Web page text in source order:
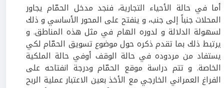
أما في حالة الأحياء التجارية، فنجد مدخل الحمّام يجاور
المحلات جنباً إلى جنب، و ينفتح على المحور الأساسي و ذلك
لسهولة الدلالة و لدوره الهام في مثل هذه المناطق. و
يرتبط ذلك بما تقدم ذكره حول موضوع تسويق الحمّام لكي
يستفاد من مردوده في حالة الوقف أوفي حالة الملكية
الخاصة. و تتم دراسة موقع الحمّام ودرجة انفتاحه على
الفراغ العمراني الخارجي مع الأخذ بعين الاعتبار عملية الربح